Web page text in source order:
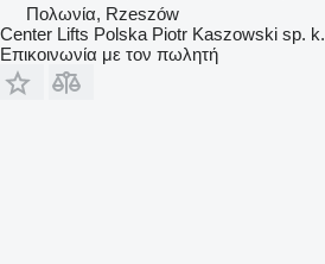
Πολωνία, Rzeszów
Center Lifts Polska Piotr Kaszowski sp. k.
Επικοινωνία με τον πωλητή